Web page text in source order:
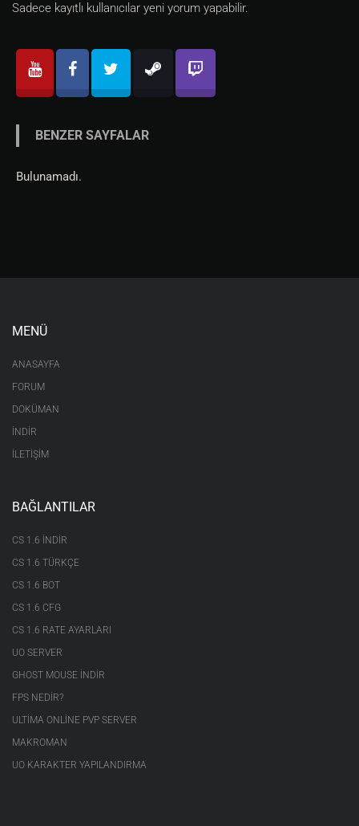
Sadece kayıtlı kullanıcılar yeni yorum yapabilir.
BENZER SAYFALAR
Bulunamadı.
MENÜ
ANASAYFA
FORUM
DOKÜMAN
İNDİR
İLETİŞİM
BAĞLANTILAR
CS 1.6 INDIR
CS 1.6 TÜRKÇE
CS 1.6 BOT
CS 1.6 CFG
CS 1.6 RATE AYARLARI
UO SERVER
GHOST MOUSE INDIR
FPS NEDIR?
ULTIMA ONLINE PVP SERVER
MAKROMAN
UO KARAKTER YAPILANDIRMA